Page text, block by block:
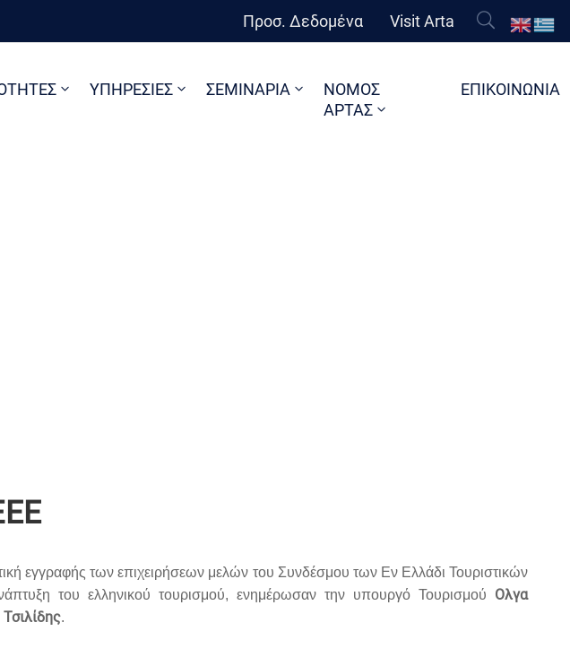
Προσ. Δεδομένα Visit Arta
ΥΠΗΡΕΣΙΕΣ ΣΕΜΙΝΑΡΙΑ
ΝΟΜΟΣ
ΑΡΤΑΣ
ΕΠΙΚΟΙΝΩΝΙΑ
εγγραφής των επιχειρήσεων μελών τoυ Συνδέσμου των Εν Ελλάδι Τουριστικών
του ελληνικού τουρισμού, ενημέρωσαν την υπουργό Τουρισμού Ολγα
.